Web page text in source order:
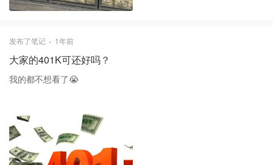
发布了笔记 1年前
大家的401K可还好吗？
我的都不想看了😭